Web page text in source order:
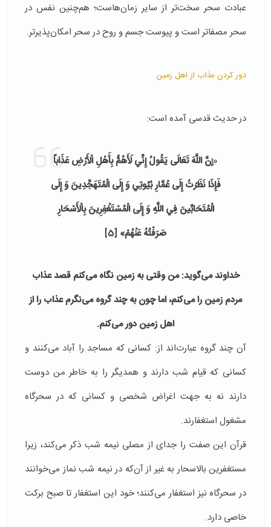
عبادت سحر سخت‌تر از سایر زمان‌هاست؛ هم‌چنین نفس در
سحر مصفا‌تر است و پیوست جسم و روح در سحر امكان‌پذیرتر.
دور کردن عذاب از اهل زمین
در حدیث قدسی آمده است:
«إِنَّ اللَّهَ تَعَالَى يَقُولُ إِنِّي لَأَهُمُّ بِأَهْلِ الْأَرْضِ عَذَاباً
فَإِذَا نَظَرْتُ إِلَى عُمَّارِ بُيُوتِي وَ إِلَى الْمُتَهَجِّدِينَ‏ وَ إِلَى
الْمُتَحَابِّينَ‏ فِي اللَّهِ وَ إِلَى الْمُسْتَغْفِرِينَ بِالْأَسْحَارِ
صَرَفْتُهُ عَنْهُمْ» [5]
خداوند می‌گوید: من وقتی به زمین نگاه می‌كنم قصد عذاب
مردم زمین را می‌كنم، اما چون به چند گروه می‌نگرم عذاب را از
اهل زمین دور می‌كنم.
آن چند گروه عبارت‌اند از: كسانی كه مساجد را آباد می‌كنند و
كسانی كه قیام شب دارند و همدیگر را به خاطر من دوست
دارند نه به جهت اغراض شخصی و كسانی كه در سحرگاه
مشغول استغفارند.
قرآن این صفت را جدای از مصلی نیمه شب ذكر می‌كند، زیرا
مستغفرین بالاسحار به غیر از آن‌كه در نیمه شب نماز می‌خوانند
در سحرگاه نیز استغفار می‌كنند؛ خود این استغفار تا صبح بركت
خاصی دارد.